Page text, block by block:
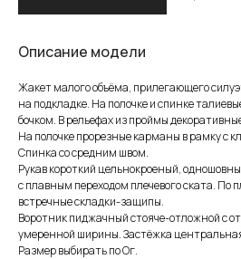
Описание модели
Жакет малого объёма, прилегающего
на подкладке. На полочке и спинке
бочком. В рельефах из проймы
На полочке прорезные карманы в рамку с
Спинка со средним швом.
Рукав короткий цельнокроеный,
с плавным переходом плечевого ската. По
встречные складки-защипы.
Воротник пиджачный стояче-отложной с
умеренной ширины. Застёжка
Размер выбирать по Ог.